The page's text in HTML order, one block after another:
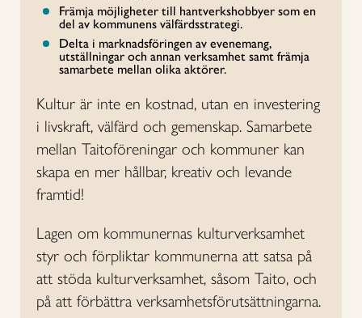
Främja möjligheter till hantverkshobbyer som en
del av kommunens välfärdsstrategi.
Delta i marknadsföringen av evenemang,
utställningar och annan verksamhet samt främja
samarbete mellan olika aktörer.
Kultur är inte en kostnad, utan en investering
i livskraft, välfärd och gemenskap. Samarbete
mellan Taitoföreningar och kommuner kan
skapa en mer hållbar, kreativ och levande
framtid!
Lagen om kommunernas kulturverksamhet
styr och förpliktar kommunerna att satsa på
att stöda kulturverksamhet, såsom Taito, och
på att förbättra verksamhetsförutsättningarna.